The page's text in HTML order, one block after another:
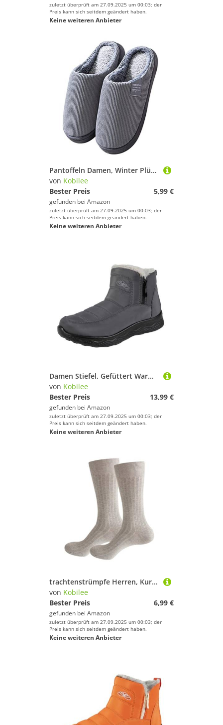
zuletzt überprüft am 27.09.2025 um 00:03; der
Preis kann sich seitdem geändert haben.
Keine weiteren Anbieter
Pantoffeln Damen, Winter Plüsch Pantoffeln rutschfeste Unisex Warm Hausschlappen Filzpantoffeln Frauen Bequeme Slippers 03Grey 40-41/EU
von Kobilee
Bester Preis
5,99 €
gefunden bei Amazon
zuletzt überprüft am 27.09.2025 um 00:03; der
Preis kann sich seitdem geändert haben.
Keine weiteren Anbieter
Damen Stiefel, Gefüttert Warm Reißverschluss Winterstiefel Kurzschaft Bequem Wasserdicht Schneeschuhe Damen Flach rutschfest Winterboots Schlupfstiefel Grau 36/EU
von Kobilee
Bester Preis
13,99 €
gefunden bei Amazon
zuletzt überprüft am 27.09.2025 um 00:03; der
Preis kann sich seitdem geändert haben.
Keine weiteren Anbieter
trachtenstrümpfe Herren, Kurz oder Lang für Trachten Lederhose Trachtensocken Warm, Bequem, Freizeit, Hochzeit, Sport, Farben frei wählbar Hellgrau 43-46
von Kobilee
Bester Preis
6,99 €
gefunden bei Amazon
zuletzt überprüft am 27.09.2025 um 00:03; der
Preis kann sich seitdem geändert haben.
Keine weiteren Anbieter